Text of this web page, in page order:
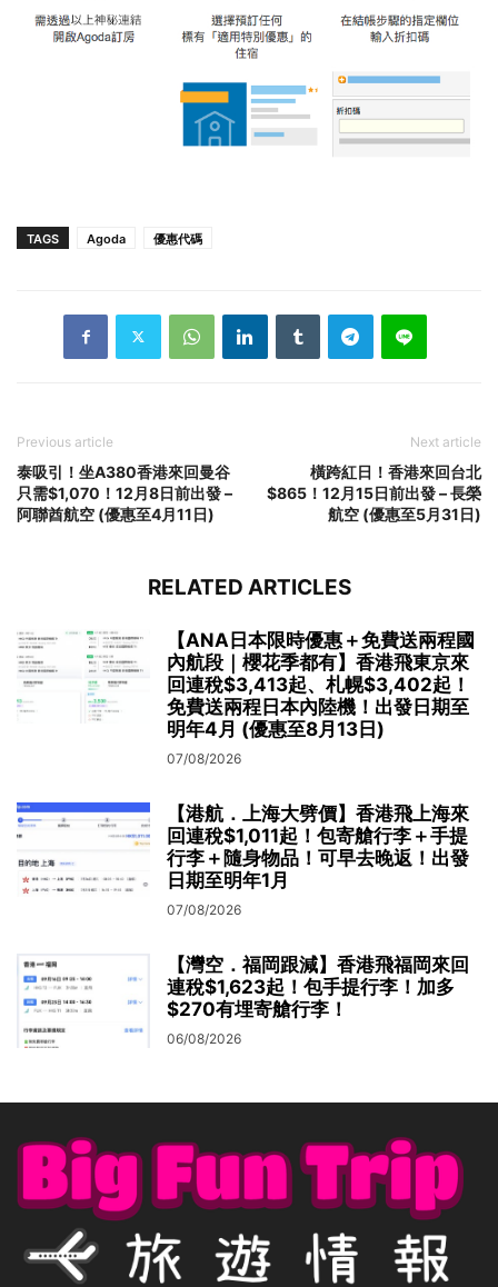
TAGS Agoda 優惠代碼
Previous article
泰吸引！坐A380香港來回曼谷
只需$1,070！12月8日前出發 –
阿聯酋航空 (優惠至4月11日)
Next article
橫跨紅日！香港來回台北
$865！12月15日前出發 – 長榮
航空 (優惠至5月31日)
RELATED ARTICLES
【ANA日本限時優惠＋免費送兩程國
內航段｜櫻花季都有】香港飛東京來
回連稅$3,413起、札幌$3,402起！
免費送兩程日本內陸機！出發日期至
明年4月 (優惠至8月13日)
07/08/2026
【港航．上海大劈價】香港飛上海來
回連稅$1,011起！包寄艙行李＋手提
行李＋隨身物品！可早去晚返！出發
日期至明年1月
07/08/2026
【灣空．福岡跟減】香港飛福岡來回
連稅$1,623起！包手提行李！加多
$270有埋寄艙行李！
06/08/2026